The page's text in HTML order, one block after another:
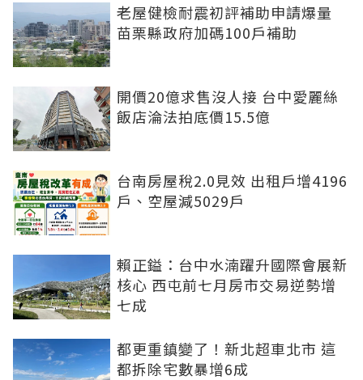
老屋健檢耐震初評補助申請爆量
苗栗縣政府加碼100戶補助
開價20億求售沒人接 台中愛麗絲
飯店淪法拍底價15.5億
台南房屋稅2.0見效 出租戶增4196
戶、空屋減5029戶
賴正鎰：台中水湳躍升國際會展新
核心 西屯前七月房市交易逆勢增
七成
都更重鎮變了！新北超車北市 這
都拆除宅數暴增6成